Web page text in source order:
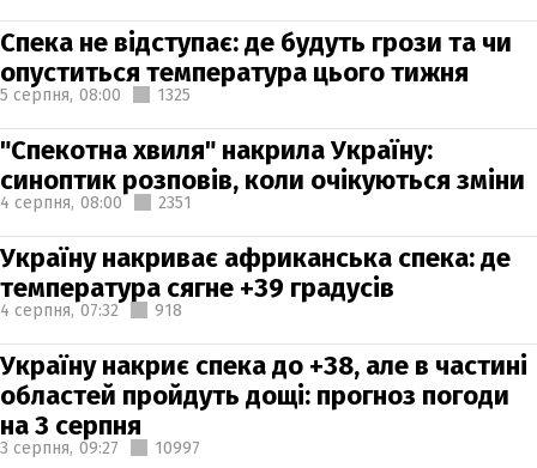
Спека не відступає: де будуть грози та чи
опуститься температура цього тижня
5 серпня, 08:00 1325
"Спекотна хвиля" накрила Україну:
синоптик розповів, коли очікуються зміни
4 серпня, 08:00 2351
Україну накриває африканська спека: де
температура сягне +39 градусів
4 серпня, 07:32 918
Україну накриє спека до +38, але в частині
областей пройдуть дощі: прогноз погоди
на 3 серпня
3 серпня, 09:27 10997